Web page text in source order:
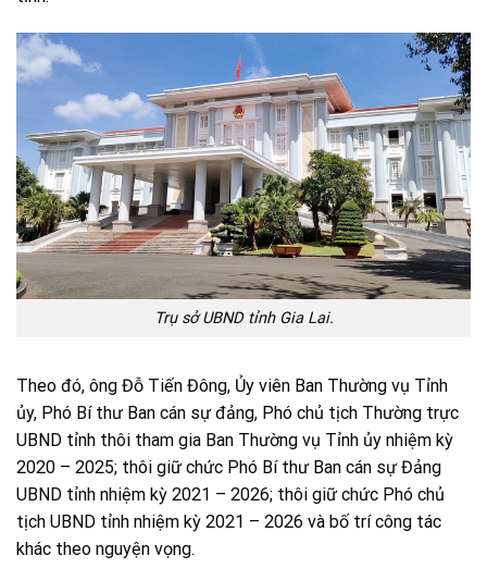
Trụ sở UBND tỉnh Gia Lai.
Theo đó, ông Đỗ Tiến Đông, Ủy viên Ban Thường vụ Tỉnh
ủy, Phó Bí thư Ban cán sự đảng, Phó chủ tịch Thường trực
UBND tỉnh thôi tham gia Ban Thường vụ Tỉnh ủy nhiệm kỳ
2020 – 2025; thôi giữ chức Phó Bí thư Ban cán sự Đảng
UBND tỉnh nhiệm kỳ 2021 – 2026; thôi giữ chức Phó chủ
tịch UBND tỉnh nhiệm kỳ 2021 – 2026 và bố trí công tác
khác theo nguyện vọng.